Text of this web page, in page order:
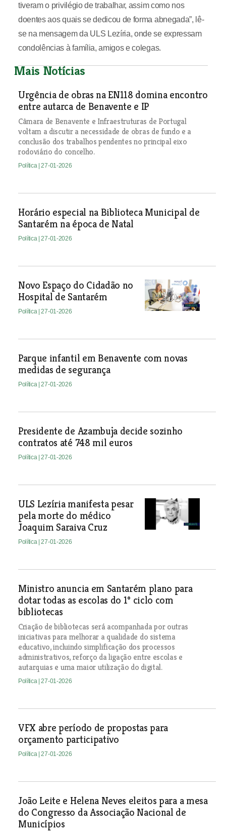
tiveram o privilégio de trabalhar, assim como nos
doentes aos quais se dedicou de forma abnegada”, lê-
se na mensagem da ULS Lezíria, onde se expressam
condolências à família, amigos e colegas.
Mais Notícias
Urgência de obras na EN118 domina encontro
entre autarca de Benavente e IP
Câmara de Benavente e Infraestruturas de Portugal
voltam a discutir a necessidade de obras de fundo e a
conclusão dos trabalhos pendentes no principal eixo
rodoviário do concelho.
Política | 27-01-2026
Horário especial na Biblioteca Municipal de
Santarém na época de Natal
Política | 27-01-2026
Novo Espaço do Cidadão no
Hospital de Santarém
Política | 27-01-2026
Parque infantil em Benavente com novas
medidas de segurança
Política | 27-01-2026
Presidente de Azambuja decide sozinho
contratos até 748 mil euros
Política | 27-01-2026
ULS Lezíria manifesta pesar
pela morte do médico
Joaquim Saraiva Cruz
Política | 27-01-2026
Ministro anuncia em Santarém plano para
dotar todas as escolas do 1º ciclo com
bibliotecas
Criação de bibliotecas será acompanhada por outras
iniciativas para melhorar a qualidade do sistema
educativo, incluindo simplificação dos processos
administrativos, reforço da ligação entre escolas e
autarquias e uma maior utilização do digital.
Política | 27-01-2026
VFX abre período de propostas para
orçamento participativo
Política | 27-01-2026
João Leite e Helena Neves eleitos para a mesa
do Congresso da Associação Nacional de
Municípios